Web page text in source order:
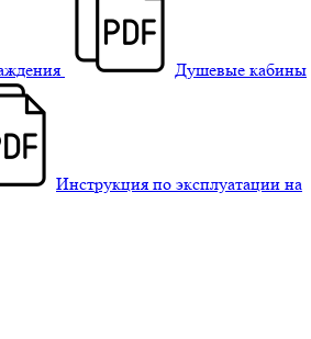
Душевые кабины
Инструкция по эксплуатации на